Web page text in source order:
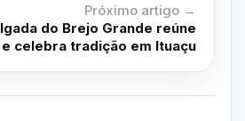
Próximo artigo →
do Brejo Grande reúne
celebra tradição em Ituaçu